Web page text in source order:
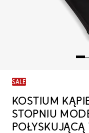
SALE
KOSTIUM
STOPNIU
POŁYSKUJĄCĄ